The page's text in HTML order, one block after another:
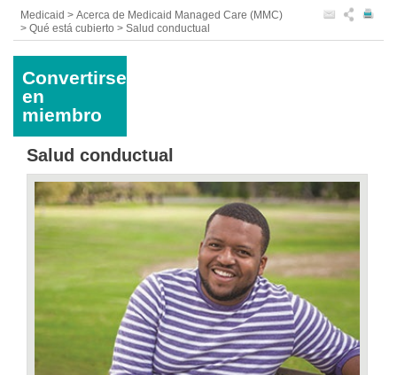
Medicaid > Acerca de Medicaid Managed Care (MMC)
> Qué está cubierto > Salud conductual
Convertirse
en
miembro
Salud conductual